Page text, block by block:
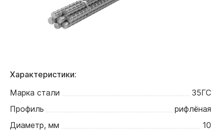
Характеристики:
Марка стали
35ГС
Профиль
рифлёная
Диаметр, мм
10